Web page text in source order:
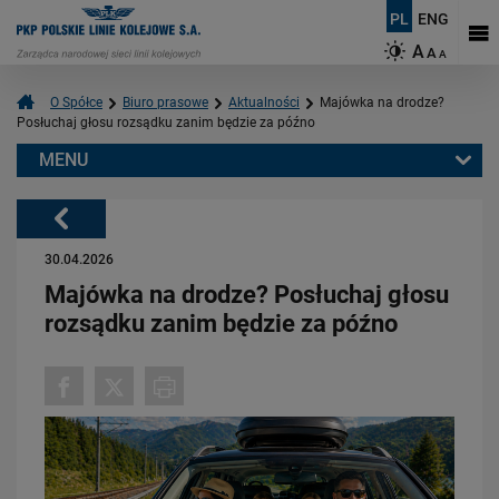
PL ENG
AAA
O Spółce Biuro prasowe Aktualności
Majówka na drodze?
Posłuchaj głosu rozsądku zanim będzie za późno
Powrót
30.04.2026
Majówka na drodze? Posłuchaj głosu
rozsądku zanim będzie za późno
MENU
Pociąg przejechał, a czerwone światło nadal miga. Dlaczego trzeba
czekać?
PRZECZYTAJ